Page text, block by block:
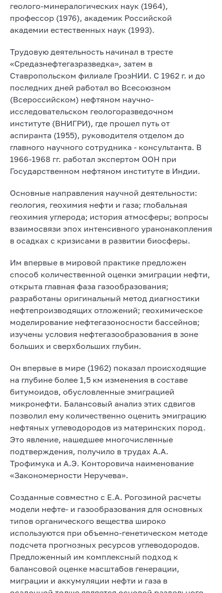
геолого-минералогических наук (1964),
профессор (1976), академик Российской
академии естественных наук (1993).
Трудовую деятельность начинал в тресте
«Средазнефтегазразведка», затем в
Ставропольском филиале ГрозНИИ. С 1962 г. и до
последних дней работал во Всесоюзном
(Всероссийском) нефтяном научно-
исследовательском геологоразведочном
институте (ВНИГРИ), где прошел путь от
аспиранта (1955), руководителя отделом до
главного научного сотрудника - консультанта. В
1966-1968 гг. работал экспертом ООН при
Государственном нефтяном институте в Индии.
Основные направления научной деятельности:
геология, геохимия нефти и газа; глобальная
геохимия углерода; история атмосферы; вопросы
взаимосвязи эпох интенсивного уранонакопления
в осадках с кризисами в развитии биосферы.
Им впервые в мировой практике предложен
способ количественной оценки эмиграции нефти,
открыта главная фаза газообразования;
разработаны оригинальный метод диагностики
нефтепроизводящих отложений; геохимическое
моделирование нефтегазоносности бассейнов;
изучены условия нефтегазообразования в зоне
больших и сверхбольших глубин.
Он впервые в мире (1962) показал происходящие
на глубине более 1,5 км изменения в составе
битумоидов, обусловленные эмиграцией
микронефти. Балансовый анализ этих сдвигов
позволил ему количественно оценить эмиграцию
нефтяных углеводородов из материнских пород.
Это явление, нашедшее многочисленные
подтверждения, получило в трудах А.А.
Трофимука и А.Э. Конторовича наименование
«Закономерности Неручева».
Созданные совместно с Е.А. Рогозиной расчеты
модели нефте- и газообразования для основных
типов органического вещества широко
используются при объемно-генетическом методе
подсчета прогнозных ресурсов углеводородов.
Предложенный им комплексный подход к
балансовой оценке масштабов генерации,
миграции и аккумуляции нефти и газа в